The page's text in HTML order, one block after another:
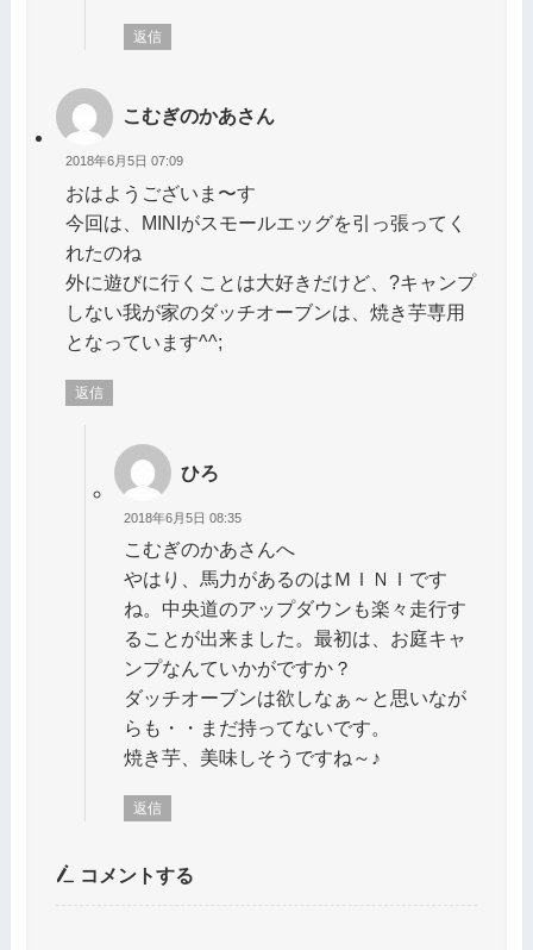
返信
こむぎのかあさん
2018年6月5日 07:09
おはようございま〜す
今回は、MINIがスモールエッグを引っ張ってく
れたのね
外に遊びに行くことは大好きだけど、?キャンプ
しない我が家のダッチオーブンは、焼き芋専用
となっています^^;
返信
ひろ
2018年6月5日 08:35
こむぎのかあさんへ
やはり、馬力があるのはＭＩＮＩです
ね。中央道のアップダウンも楽々走行す
ることが出来ました。最初は、お庭キャ
ンプなんていかがですか？
ダッチオーブンは欲しなぁ～と思いなが
らも・・まだ持ってないです。
焼き芋、美味しそうですね～♪
返信
コメントする